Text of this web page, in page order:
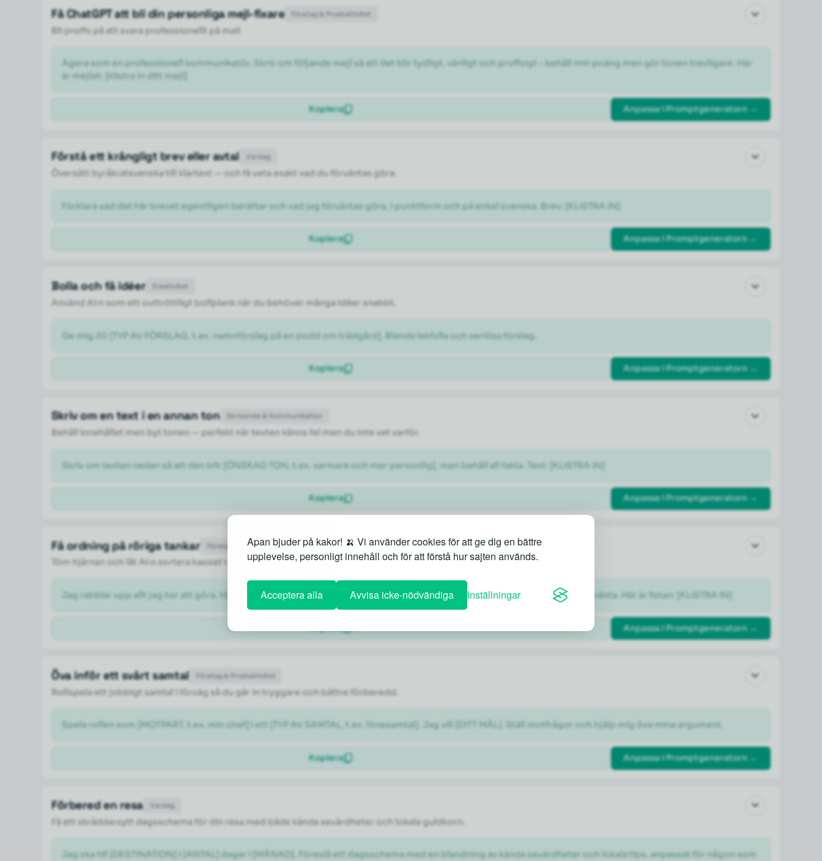
Apan bjuder på kakor! 🍌 Vi använder cookies för att ge dig en bättre
upplevelse, personligt innehåll och för att förstå hur sajten används.
Acceptera alla Avvisa icke-nödvändiga Inställningar
Företag & Produktivitet
Få ChatGPT att bli din personliga mejl-fixare
Bli proffs på att svara professionellt på mail
Agera som en professionell kommunikatör. Skriv om följande mejl så att det blir tydligt, vänligt och proffsigt – behåll min poäng men gör tonen trevligare. Här
är mejlet: [klistra in ditt mejl]
Kopiera Anpassa i Promptgeneratorn →
Vardag
Förstå ett krångligt brev eller avtal
Översätt byråkratsvenska till klartext — och få veta exakt vad du förväntas göra.
Förklara vad det här brevet egentligen berättar och vad jag förväntas göra, i punktform och på enkel svenska. Brev: [KLISTRA IN]
Kopiera Anpassa i Promptgeneratorn →
Kreativitet
Bolla och få idéer
Använd AI:n som ett outtröttligt bollplank när du behöver många idéer snabbt.
Ge mig 20 [TYP AV FÖRSLAG, t.ex. namnförslag på en podd om trädgård]. Blanda lekfulla och seriösa förslag.
Kopiera Anpassa i Promptgeneratorn →
Skrivande & Kommunikation
Skriv om en text i en annan ton
Behåll innehållet men byt tonen — perfekt när texten känns fel men du inte vet varför.
Skriv om texten nedan så att den blir [ÖNSKAD TON, t.ex. varmare och mer personlig], men behåll all fakta. Text: [KLISTRA IN]
Kopiera Anpassa i Promptgeneratorn →
Företag & Produktivitet
Få ordning på röriga tankar
Töm hjärnan och låt AI:n sortera kaoset i en prioriterad lista du faktiskt kan jobba efter.
Jag rabblar upp allt jag har att göra. Hjälp mig sortera det i en prioriterad lista med tre nivåer: brådskande, viktigt och kan vänta. Här är listan: [KLISTRA IN]
Anpassa i Promptgeneratorn →
Företag & Produktivitet
Öva inför ett svårt samtal
Rollspela ett jobbigt samtal i förväg så du går in tryggare och bättre förberedd.
Spela rollen som [MOTPART, t.ex. min chef] i ett [TYP AV SAMTAL, t.ex. lönesamtal]. Jag vill [DITT MÅL]. Ställ motfrågor och hjälp mig öva mina argument.
Kopiera Anpassa i Promptgeneratorn →
Vardag
Förbered en resa
Få ett skräddarsytt dagsschema för din resa med både kända sevärdheter och lokala guldkorn.
Jag ska till [DESTINATION] i [ANTAL] dagar i [MÅNAD]. Föreslå ett dagsschema med en blandning av kända sevärdheter och lokala tips, anpassat för någon som